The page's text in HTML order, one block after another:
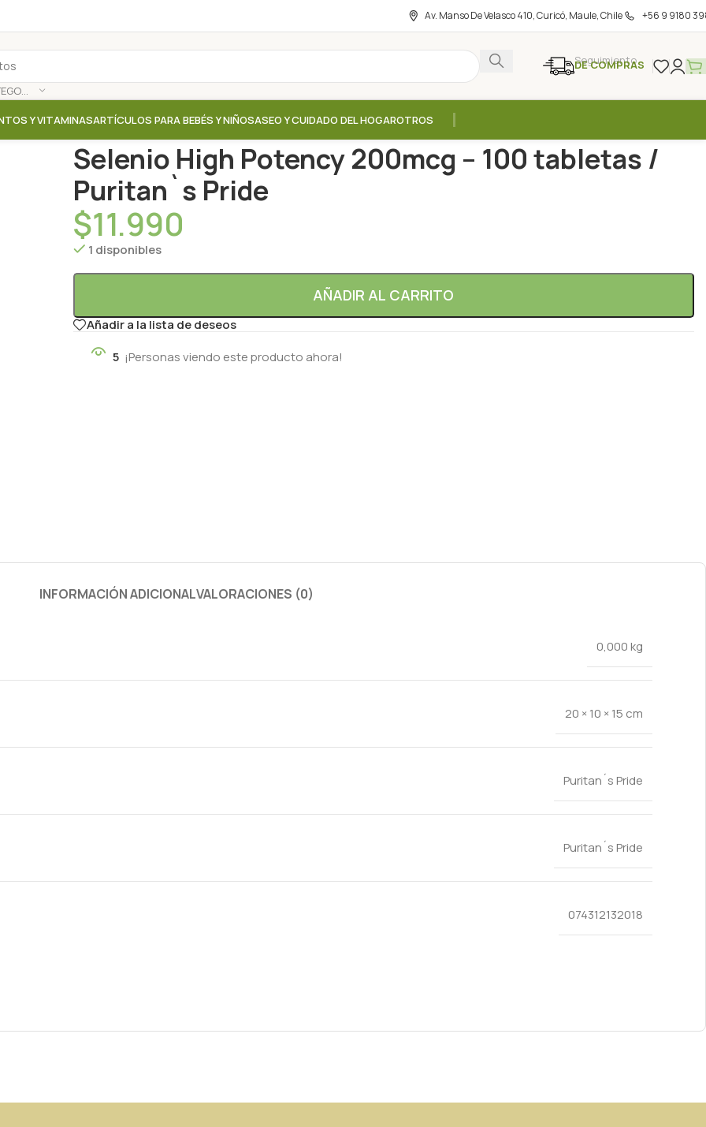
Av. Manso De Velasco 410, Curicó, Maule, Chile +56 9 9180
SELECCIONAR CATEGORÍA
Seguimiento
DE COMPRAS
Y VITAMINASARTÍCULOS PARA BEBÉS Y NIÑOSASEO Y CUIDADO DEL HOGAROTROS
Selenio High Potency 200mcg – 100 tabletas /
Puritan`s Pride
$11.990
1 disponibles
AÑADIR AL CARRITO
Añadir a la lista de deseos
5 ¡Personas viendo este producto ahora!
INFORMACIÓN ADICIONALVALORACIONES (0)
0,000 kg
20 × 10 × 15 cm
Puritan´s Pride
Puritan´s Pride
074312132018